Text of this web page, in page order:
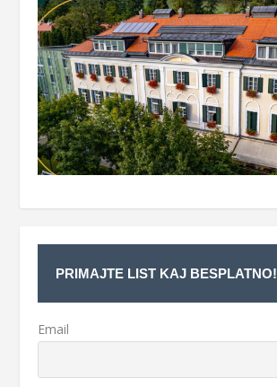
PRIMAJTE LIST KAJ BESPLATNO!
Email